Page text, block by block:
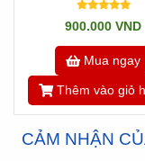
900.000 VND
Mua ngay
Thêm vào giỏ
CẢM NHẬN